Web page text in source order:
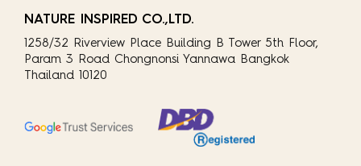
NATURE INSPIRED CO.,LTD.
1258/32 Riverview Place Building B Tower 5th Floor,
Param 3 Road Chongnonsi Yannawa Bangkok
Thailand 10120